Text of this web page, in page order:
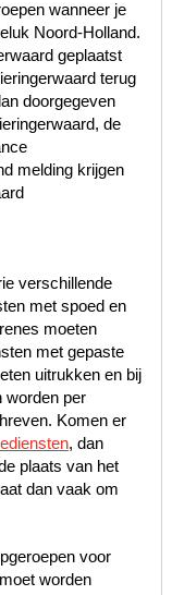
wanneer je
Noord-Holland.
geplaatst
terug
doorgegeven
de
melding krijgen
verschillende
met spoed en
moeten
met gepaste
uitrukken en bij
worden per
Komen er
, dan
plaats van het
dan vaak om
voor
worden